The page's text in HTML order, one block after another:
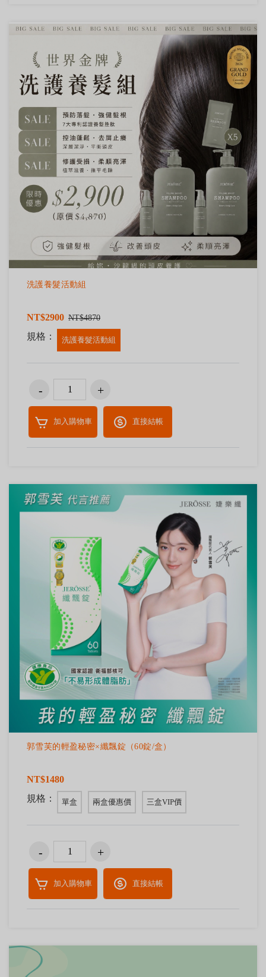
洗護養髮活動組
NT$2900 NT$4870
規格： 洗護養髮活動組
加入購物車 直接結帳
郭雪芙的輕盈秘密×纖飄錠（60錠/盒）
NT$1480
規格：
單盒 兩盒優惠價 三盒VIP價
加入購物車 直接結帳